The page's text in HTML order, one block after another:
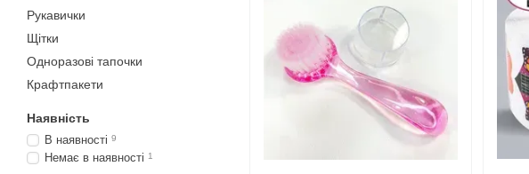
Рукавички
Щітки
Одноразові тапочки
Крафтпакети
Наявність
В наявності 9
Немає в наявності 1